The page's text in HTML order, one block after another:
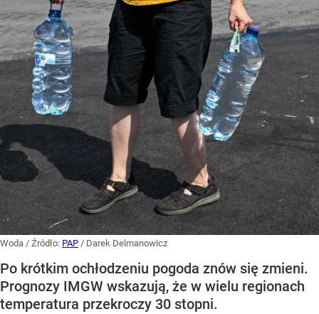
Woda / Źródło: PAP / Darek Delmanowicz
Po krótkim ochłodzeniu pogoda znów się zmieni.
Prognozy IMGW wskazują, że w wielu regionach
temperatura przekroczy 30 stopni.